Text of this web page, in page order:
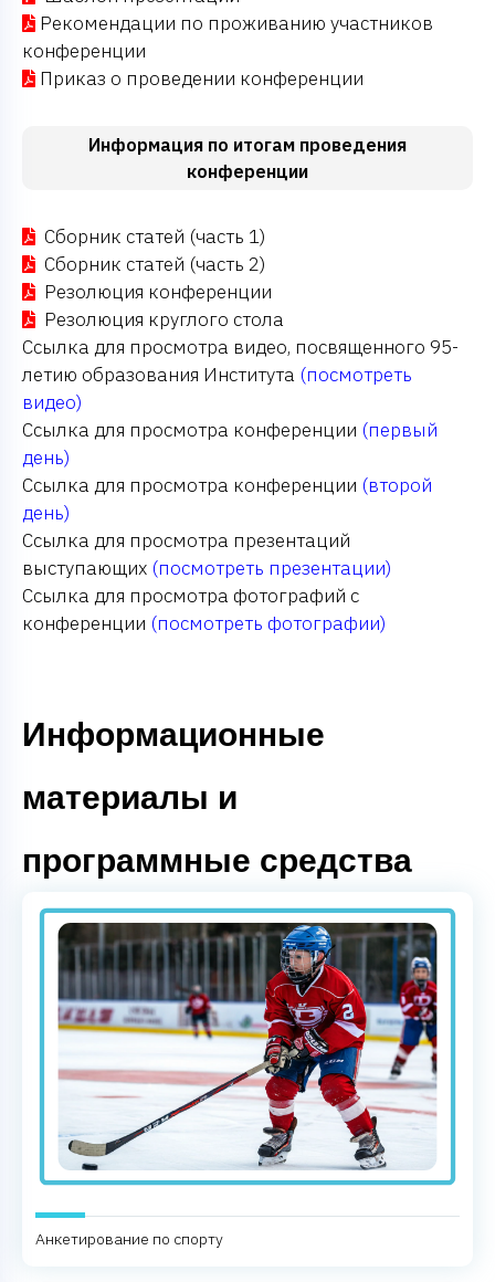
Рекомендации по проживанию участников
конференции
Приказ о проведении конференции
Информация по итогам проведения
конференции
Сборник статей (часть 1)
Сборник статей (часть 2)
Резолюция конференции
Резолюция круглого стола
Ссылка для просмотра видео, посвященного 95-
летию образования Института (посмотреть
видео)
Ссылка для просмотра конференции (первый
день)
Ссылка для просмотра конференции (второй
день)
Ссылка для просмотра презентаций
выступающих (посмотреть презентации)
Ссылка для просмотра фотографий с
конференции (посмотреть фотографии)
Информационные
материалы и
программные средства
Анкетирование по спорту